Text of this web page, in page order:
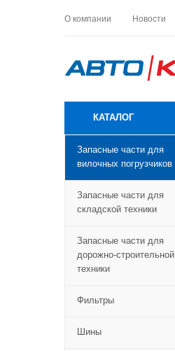
О компании Новости
КАТАЛОГ
Запасные части для
вилочных погрузчиков
Запасные части для
складской техники
Запасные части для
дорожно-строительной
техники
Фильтры
Шины